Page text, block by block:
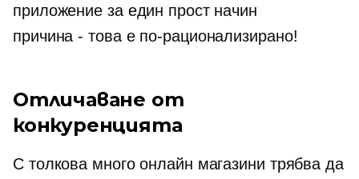
приложение за един прост начин
причина - това епо-рационализирано!
Отличаване от
конкуренцията
С толкова много онлайн магазини трябва да